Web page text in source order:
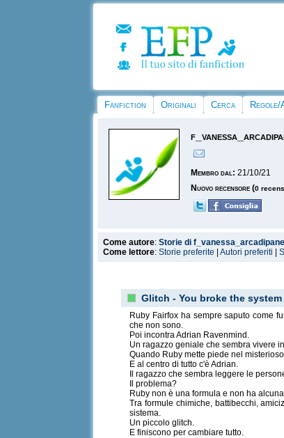
Fanfiction Originali Cerca
Membro dal: 21/10/21
Nuovo recensore (0
Come autore:Storie di f_vanessa_arcadipane
Come lettore:Storie preferite |Autori preferiti |
Glitch - You broke the system
Ruby Fairfox ha sempre saputo come
che non sono.
Poi incontra Adrian Ravenmind.
Un ragazzo geniale che sembra vivere
Quando Ruby mette piede nel
E al centro di tutto c'è Adrian.
Il ragazzo che sembra leggere le
Il problema?
Ruby non è una formula e non ha
Tra formule chimiche, battibecchi,
sistema.
Un piccolo glitch.
E finiscono per cambiare tutto.